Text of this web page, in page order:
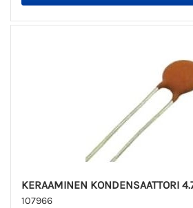
KERAAMINEN KONDENSAATTORI
107966